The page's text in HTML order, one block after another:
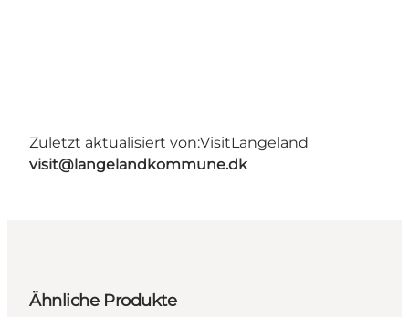
Zuletzt aktualisiert von:VisitLangeland
visit@langelandkommune.dk
Ähnliche Produkte